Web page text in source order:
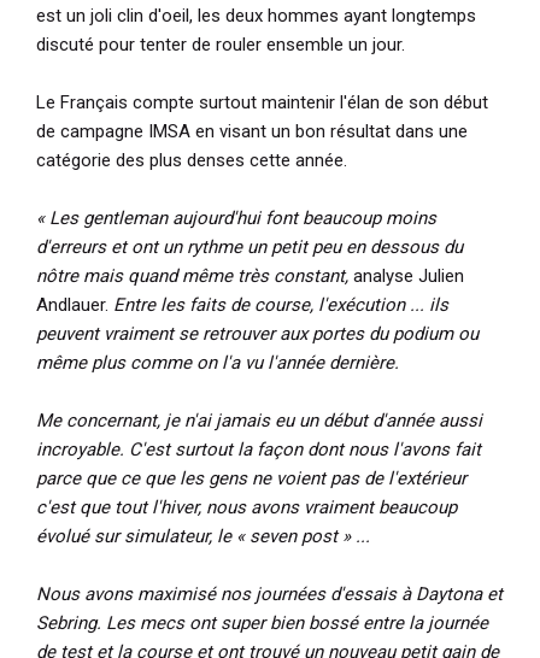
est un joli clin d'oeil, les deux hommes ayant longtemps
discuté pour tenter de rouler ensemble un jour.
Le Français compte surtout maintenir l'élan de son début
de campagne IMSA en visant un bon résultat dans une
catégorie des plus denses cette année.
« Les gentleman aujourd'hui font beaucoup moins
d'erreurs et ont un rythme un petit peu en dessous du
nôtre mais quand même très constant, analyse Julien
Andlauer. Entre les faits de course, l'exécution ... ils
peuvent vraiment se retrouver aux portes du podium ou
même plus comme on l'a vu l'année dernière.
Me concernant, je n'ai jamais eu un début d'année aussi
incroyable. C'est surtout la façon dont nous l'avons fait
parce que ce que les gens ne voient pas de l'extérieur
c'est que tout l'hiver, nous avons vraiment beaucoup
évolué sur simulateur, le « seven post » ...
Nous avons maximisé nos journées d'essais à Daytona et
Sebring. Les mecs ont super bien bossé entre la journée
de test et la course et ont trouvé un nouveau petit gain de